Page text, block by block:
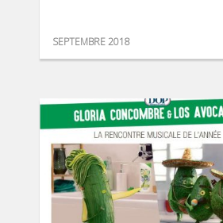
SEPTEMBRE 2018